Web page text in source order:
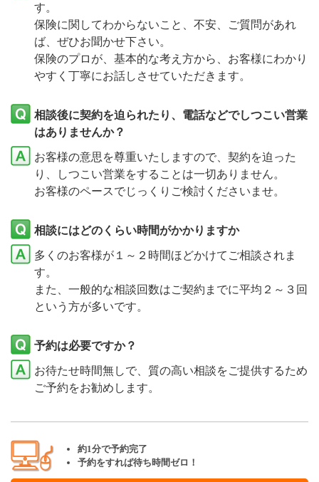
す。
保険に関してわからないこと、不安、ご質問があれ
ば、ぜひお聞かせ下さい。
保険のプロが、基本的な考え方から、お客様にわかり
やすく丁寧にお話しさせていただきます。
相談後に契約を迫られたり、電話などでしつこい営業
はありませんか？
お客様の意思を尊重いたしますので、契約を迫った
り、しつこい営業をすることは一切ありません。
お客様のペースでじっくりご検討くださいませ。
相談にはどのくらい時間がかかりますか
多くのお客様が１～２時間ほどかけてご相談されま
す。
また、一般的な相談回数はご契約までに平均２～３回
という方が多いです。
予約は必要ですか？
お待たせ時間無しで、質の高い相談をご提供するため
ご予約をお勧めします。
約1分で予約完了
予約をすれば待ち時間ゼロ！